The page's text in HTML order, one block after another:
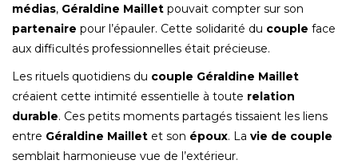
médias, Géraldine Maillet pouvait compter sur son
partenaire pour l’épauler. Cette solidarité du couple face
aux difficultés professionnelles était précieuse.
Les rituels quotidiens du couple Géraldine Maillet
créaient cette intimité essentielle à toute relation
durable. Ces petits moments partagés tissaient les liens
entre Géraldine Maillet et son époux. La vie de couple
semblait harmonieuse vue de l’extérieur.